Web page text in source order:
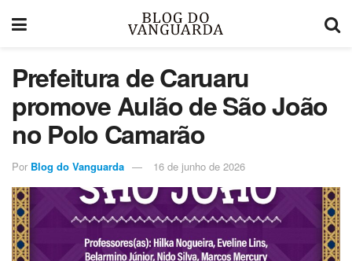
Prefeitura de Caruaru
promove Aulão de São João
no Polo Camarão
Por Blog do Vanguarda 16 de junho de 2026